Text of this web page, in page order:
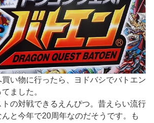
い物に行ったら、ヨドバシでバトエン
ました。
の対戦できるえんぴつ。昔えらい流行
と今年で20周年なのだそうです。も